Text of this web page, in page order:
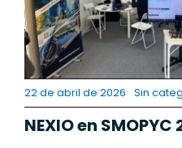
22 de abril de 2026 Sin
NEXIO en SMOPYC